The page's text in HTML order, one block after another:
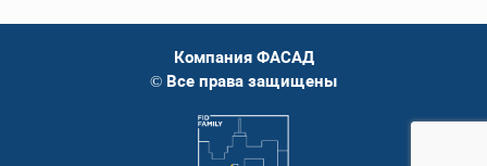
Компания ФАСАД
© Все права защищены